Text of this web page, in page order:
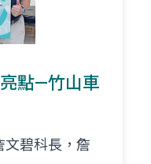
點—竹山車
文碧科長，詹